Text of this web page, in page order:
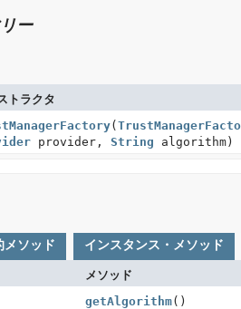
ー
トラクタ
(
provider, String algorithm)
メソッド インスタンス・メソッド
メソッド
getAlgorithm()